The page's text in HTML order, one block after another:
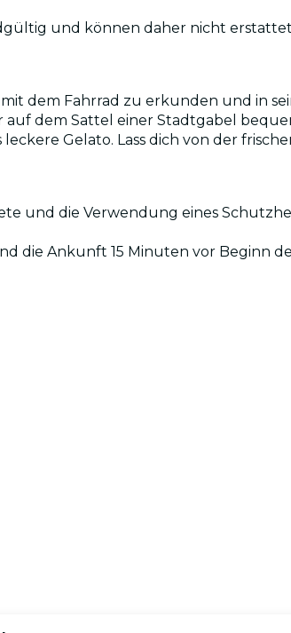
und können daher nicht
dem Fahrrad zu erkunden und in
dem Sattel einer Stadtgabel
Gelato. Lass dich von der
und die Verwendung eines
die Ankunft 15 Minuten vor Beginn